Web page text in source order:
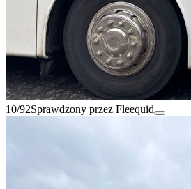
10/92Sprawdzony przez Fleequid